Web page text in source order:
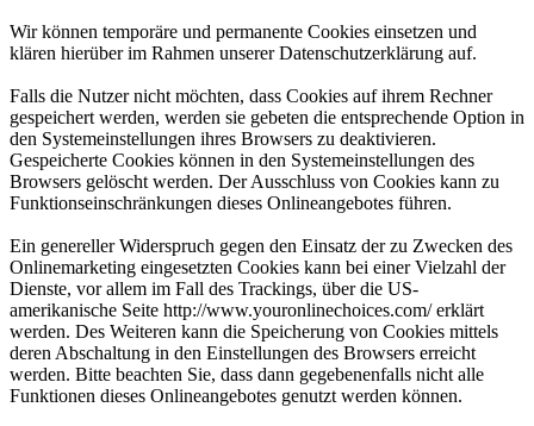
Wir können temporäre und permanente Cookies einsetzen und
klären hierüber im Rahmen unserer Datenschutzerklärung auf.
Falls die Nutzer nicht möchten, dass Cookies auf ihrem Rechner
gespeichert werden, werden sie gebeten die entsprechende Option in
den Systemeinstellungen ihres Browsers zu deaktivieren.
Gespeicherte Cookies können in den Systemeinstellungen des
Browsers gelöscht werden. Der Ausschluss von Cookies kann zu
Funktionseinschränkungen dieses Onlineangebotes führen.
Ein genereller Widerspruch gegen den Einsatz der zu Zwecken des
Onlinemarketing eingesetzten Cookies kann bei einer Vielzahl der
Dienste, vor allem im Fall des Trackings, über die US-
amerikanische Seite http://www.youronlinechoices.com/ erklärt
werden. Des Weiteren kann die Speicherung von Cookies mittels
deren Abschaltung in den Einstellungen des Browsers erreicht
werden. Bitte beachten Sie, dass dann gegebenenfalls nicht alle
Funktionen dieses Onlineangebotes genutzt werden können.